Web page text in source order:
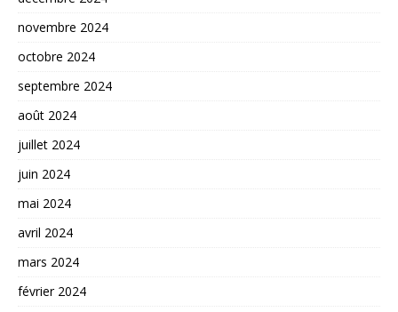
novembre 2024
octobre 2024
septembre 2024
août 2024
juillet 2024
juin 2024
mai 2024
avril 2024
mars 2024
février 2024